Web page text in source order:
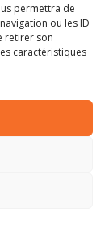
permettra de
ou les ID
retirer son
caractéristiques